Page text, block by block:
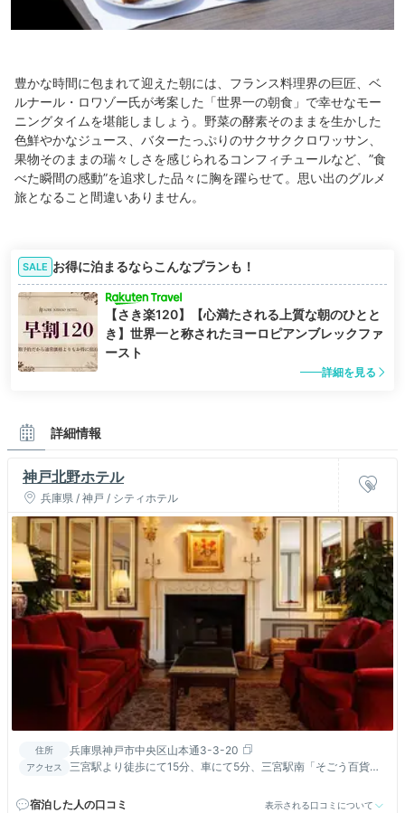
豊かな時間に包まれて迎えた朝には、フランス料理界の巨匠、ベ
ルナール・ロワゾー氏が考案した「世界一の朝食」で幸せなモー
ニングタイムを堪能しましょう。野菜の酵素そのままを生かした
色鮮やかなジュース、バターたっぷりのサクサククロワッサン、
果物そのままの瑞々しさを感じられるコンフィチュールなど、”食
べた瞬間の感動”を追求した品々に胸を躍らせて。思い出のグルメ
旅となること間違いありません。
SALE お得に泊まるならこんなプランも！
【さき楽120】【心満たされる上質な朝のひとと
き】世界一と称されたヨーロピアンブレックファ
ースト
詳細を見る
詳細情報
神戸北野ホテル
兵庫県 / 神戸 / シティホテル
住所 兵庫県神戸市中央区山本通3-3-20
アクセス
三宮駅より徒歩にて15分、車にて5分、三宮駅南「そごう百貨店
宿泊した人の口コミ
表示される口コミについて